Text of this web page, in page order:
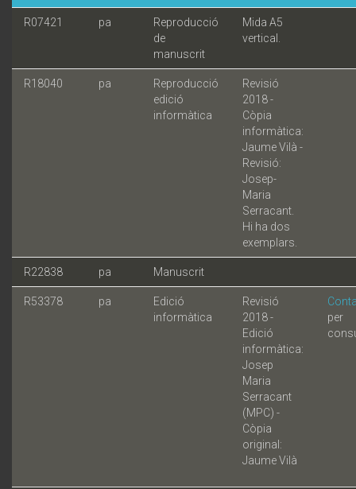
R07421 pa
Reproducció
de
manuscrit
Mida A5
vertical.
R18040 pa
Reproducció
edició
informàtica
Revisió
2018 -
Còpia
informàtica:
Jaume Vilà -
Revisió:
Josep-
Maria
Serracant.
Hi ha dos
exemplars.
R22838 pa Manuscrit
R53378 pa
Edició
informàtica
Revisió
2018 -
Edició
informàtica:
Josep
Maria
Serracant
(MPC) -
Còpia
original:
Jaume Vilà
per